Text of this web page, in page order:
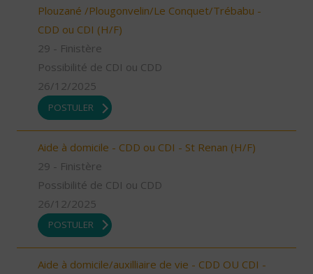
Plouzané /Plougonvelin/Le Conquet/Trébabu -
CDD ou CDI (H/F)
29 - Finistère
Possibilité de CDI ou CDD
26/12/2025
POSTULER
Aide à domicile - CDD ou CDI - St Renan (H/F)
29 - Finistère
Possibilité de CDI ou CDD
26/12/2025
POSTULER
Aide à domicile/auxilliaire de vie - CDD OU CDI -